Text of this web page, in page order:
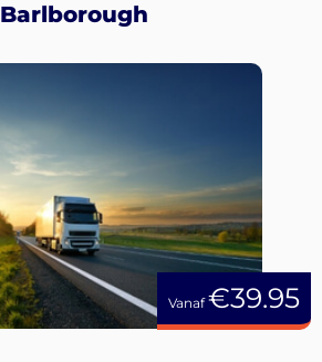
Barlborough
Vanaf€39.95